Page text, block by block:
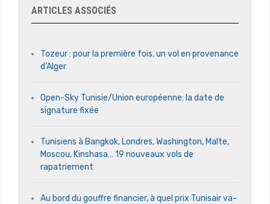
ARTICLES ASSOCIÉS
Tozeur : pour la première fois, un vol en provenance
d’Alger
Open-Sky Tunisie/Union européenne: la date de
signature fixée
Tunisiens à Bangkok, Londres, Washington, Malte,
Moscou, Kinshasa… 19 nouveaux vols de
rapatriement
Au bord du gouffre financier, à quel prix Tunisair va-